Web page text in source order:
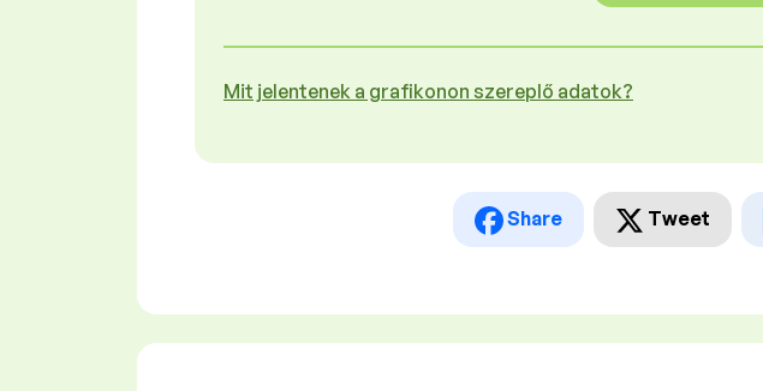
Mit jelentenek a grafikonon szereplő adatok?
Share Tweet